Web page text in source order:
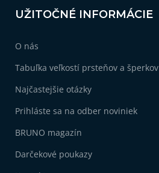
UŽITOČNÉ INFORMÁCIE
O nás
Tabuľka veľkostí prsteňov a šperkov
Najčastejšie otázky
Prihláste sa na odber noviniek
BRUNO magazín
Darčekové poukazy